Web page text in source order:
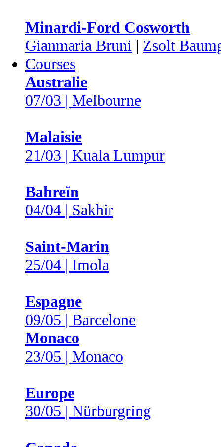
Minardi-Ford Cosworth
Gianmaria Bruni | Zsolt
Courses
Australie
07/03 | Melbourne
Malaisie
21/03 | Kuala Lumpur
Bahreïn
04/04 | Sakhir
Saint-Marin
25/04 | Imola
Espagne
09/05 | Barcelone
Monaco
23/05 | Monaco
Europe
30/05 | Nürburgring